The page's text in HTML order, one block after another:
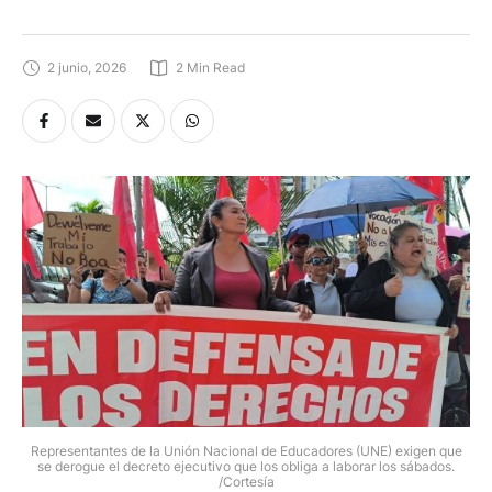
2 junio, 2026 2 Min Read
Representantes de la Unión Nacional de Educadores (UNE) exigen que
se derogue el decreto ejecutivo que los obliga a laborar los sábados.
/Cortesía